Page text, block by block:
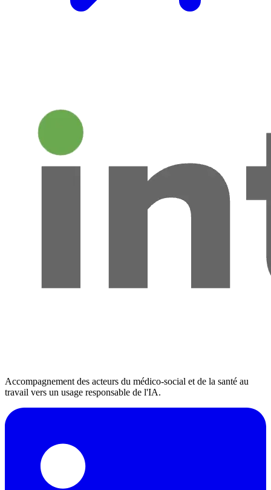
Accompagnement des acteurs du médico-social et de la santé au
travail vers un usage responsable de l'IA.